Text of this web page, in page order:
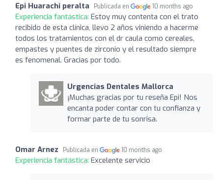
Epi Huarachi peralta Publicada en 10 months ago
Experiencia fantástica: Estoy muy contenta con el trato
recibido de esta clínica, llevo 2 años viniendo a hacerme
todos los tratamientos con el dr caula como cereales,
empastes y puentes de zirconio y el resultado siempre
es fenomenal. Gracias por todo.
Urgencias Dentales Mallorca
¡Muchas gracias por tu reseña Epi! Nos
encanta poder contar con tu confianza y
formar parte de tu sonrisa.
Omar Arnez Publicada en 10 months ago
Experiencia fantástica: Excelente servicio